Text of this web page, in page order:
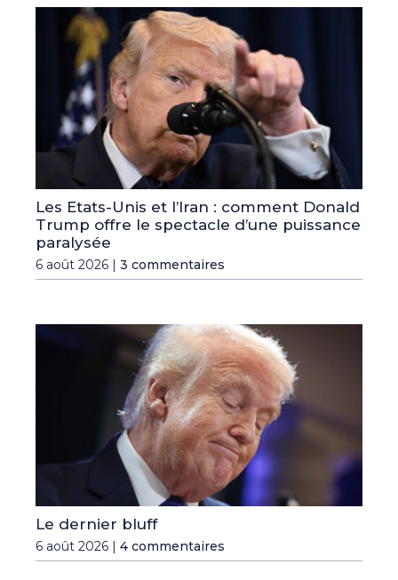
Les Etats-Unis et l’Iran : comment Donald
Trump offre le spectacle d’une puissance
paralysée
6 août 2026 | 3 commentaires
Le dernier bluff
6 août 2026 | 4 commentaires